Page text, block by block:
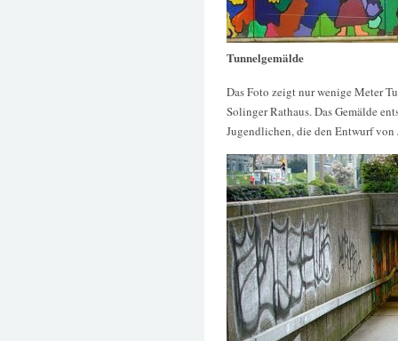
Tunnelgemälde
Das Foto zeigt nur wenige Meter
Solinger Rathaus. Das Gemälde
Jugendlichen, die den Entwurf von